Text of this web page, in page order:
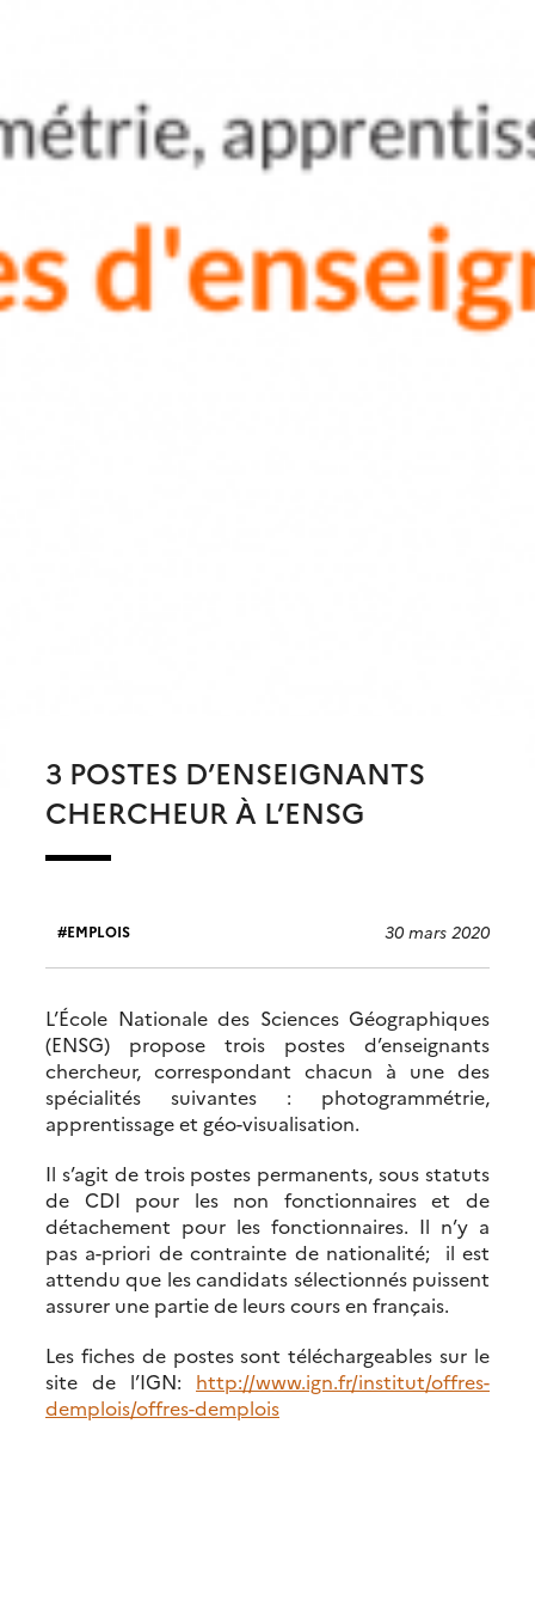
3 POSTES D’ENSEIGNANTS
CHERCHEUR À L’ENSG
EMPLOIS 30 mars 2020
L’École Nationale des Sciences Géographiques
(ENSG) propose trois postes d’enseignants
chercheur, correspondant chacun à une des
spécialités suivantes : photogrammétrie,
apprentissage et géo-visualisation.
Il s’agit de trois postes permanents, sous statuts
de CDI pour les non fonctionnaires et de
détachement pour les fonctionnaires. Il n’y a
pas a-priori de contrainte de nationalité; il est
attendu que les candidats sélectionnés puissent
assurer une partie de leurs cours en français.
Les fiches de postes sont téléchargeables sur le
site de l’IGN: http://www.ign.fr/institut/offres-
demplois/offres-demplois